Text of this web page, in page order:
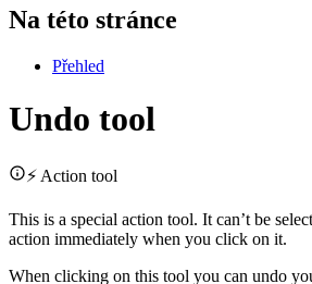
Na této stránce
Přehled
Undo tool
⚡ Action tool
This is a special action tool. It can’t be
action immediately when you click on it.
When clicking on this tool you can undo